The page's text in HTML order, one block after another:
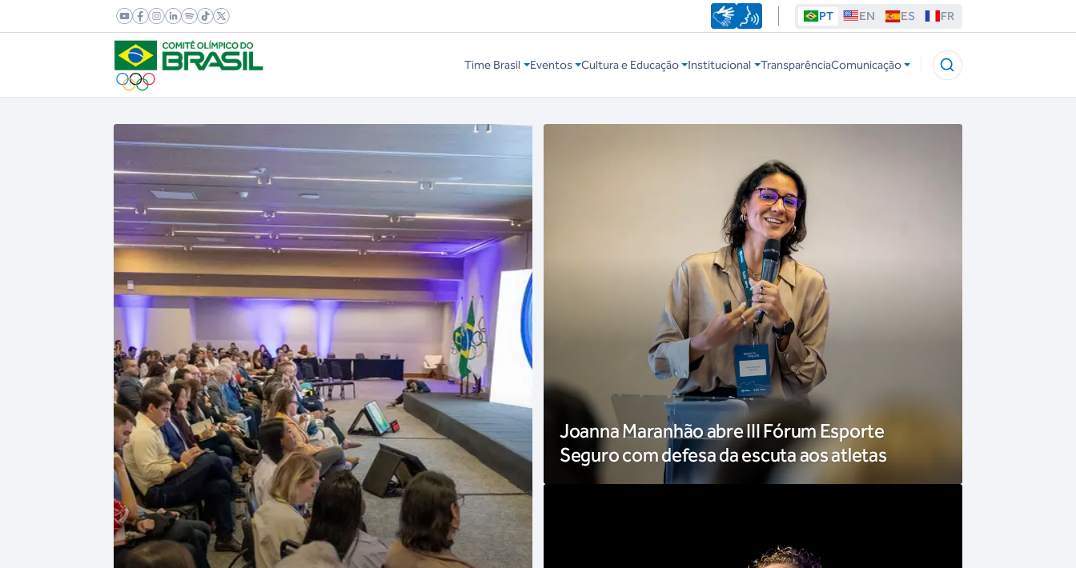
PT EN ES FR
Time Brasil Eventos Cultura e Educação Institucional TransparênciaComunicação
Joanna Maranhão abre III Fórum Esporte
Seguro com defesa da escuta aos atletas